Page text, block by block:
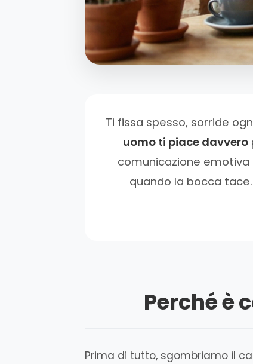
Ti fissa spesso, sorride
uomo ti piace davvero
comunicazione emotiva
quando la bocca
Perché è
Prima di tutto, sgombriamo il